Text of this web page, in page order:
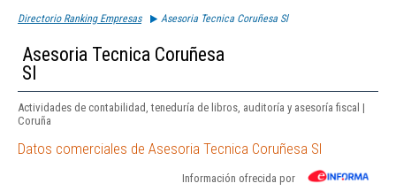
Directorio Ranking Empresas Asesoria Tecnica Coruñesa Sl
Asesoria Tecnica Coruñesa
Sl
Actividades de contabilidad, teneduría de libros, auditoría y asesoría fiscal |
Coruña
Datos comerciales de Asesoria Tecnica Coruñesa Sl
Información ofrecida por